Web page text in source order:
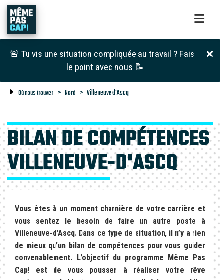
🚨 Tu vis une situation compliquée au travail ? Fais
le point avec nous 📝
Où nous trouver Nord Villeneuve d'Ascq
BILAN DE COMPÉTENCES
VILLENEUVE-D'ASCQ
Vous êtes à un moment charnière de votre carrière et
vous sentez le besoin de faire un autre poste à
Villeneuve-d'Ascq. Dans ce type de situation, il n’y a rien
de mieux qu’un bilan de compétences pour vous guider
convenablement. L’objectif du programme Même Pas
Cap! est de vous pousser à réaliser votre rêve